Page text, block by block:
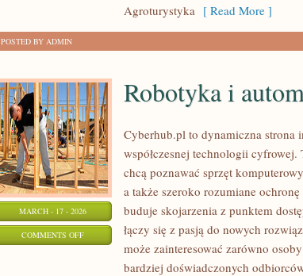
Agroturystyka [ Read More ]
POSTED BY ADMIN
MARCH - 17 - 2026
COMMENTS OFFON
ROBOTYKA
Robotyka i
Cyberhub.pl to dynamiczna strona
współczesnej technologii
chcą poznawać sprzęt
a także szeroko rozumiane
buduje skojarzenia z punktem
łączy się z pasją do nowych
może zainteresować zarówno
bardziej doświadczonych